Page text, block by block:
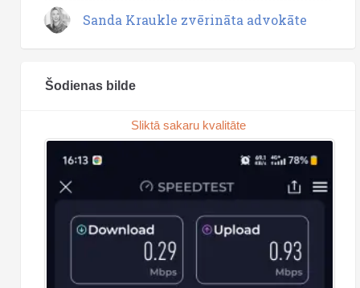
Sanda Kraukle zvērināta advokāte
Šodienas bilde
Sliktā sakaru kvalitāte